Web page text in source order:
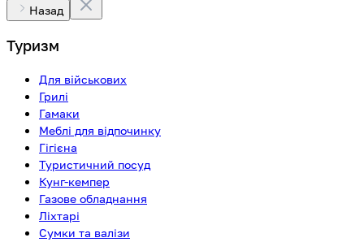
Назад
Туризм
Для військових
Грилі
Гамаки
Меблі для відпочинку
Гігієна
Туристичний посуд
Кунг-кемпер
Газове обладнання
Ліхтарі
Сумки та валізи